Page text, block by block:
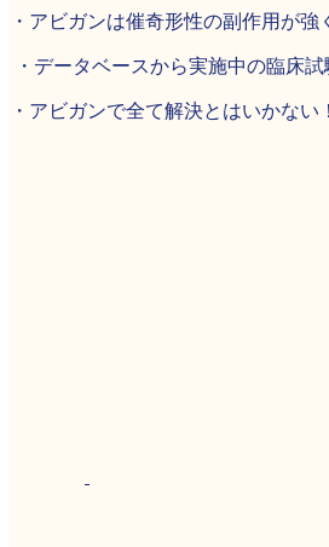
・アビガンは催奇形性の副作用が
・データベースから実施中の臨床
・アビガンで全て解決とはいかない！